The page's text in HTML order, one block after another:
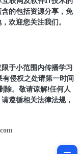
的包括资源分享，免
欢迎您关注我们。
于小范围内传播学习
侵权之处请第一时间
。敬请谅解!任何人
遵循相关法律法规，